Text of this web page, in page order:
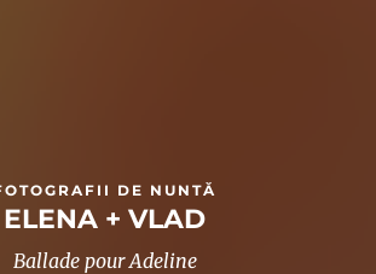
DE NUNTĂ
ELENA + VLAD
Ballade pour Adeline